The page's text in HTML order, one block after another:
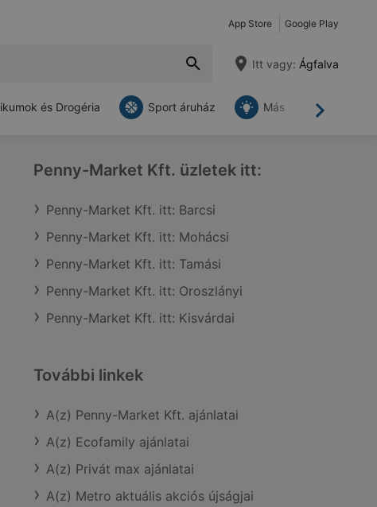
App Store Google Play
Itt vagy: Ágfalva
Tovább
és Drogéria Sport áruház Más
Penny-Market Kft. üzletek itt:
Penny-Market Kft. itt: Barcsi
Penny-Market Kft. itt: Mohácsi
Penny-Market Kft. itt: Tamási
Penny-Market Kft. itt: Oroszlányi
Penny-Market Kft. itt: Kisvárdai
További linkek
A(z) Penny-Market Kft. ajánlatai
A(z) Ecofamily ajánlatai
A(z) Privát max ajánlatai
A(z) Metro aktuális akciós újságjai